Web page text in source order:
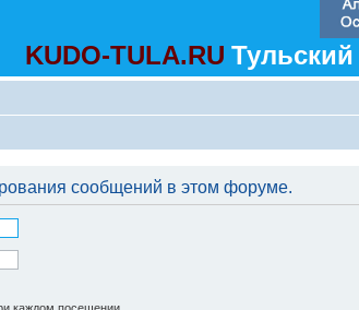
KUDO-TULA.RU
сообщений в этом форуме.